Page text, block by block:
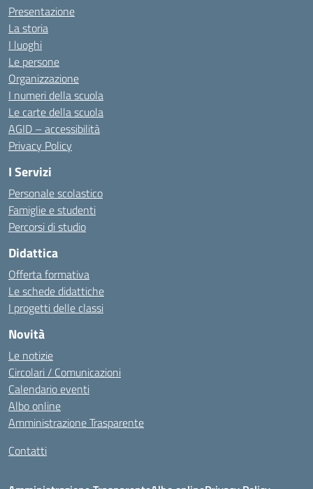
Presentazione
La storia
I luoghi
Le persone
Organizzazione
I numeri della scuola
Le carte della scuola
AGID – accessibilità
Privacy Policy
I Servizi
Personale scolastico
Famiglie e studenti
Percorsi di studio
Didattica
Offerta formativa
Le schede didattiche
I progetti delle classi
Novità
Le notizie
Circolari / Comunicazioni
Calendario eventi
Albo online
Amministrazione Trasparente
Contatti